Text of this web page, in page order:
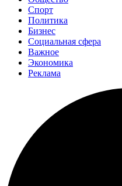
Спорт
Политика
Бизнес
Социальная сфера
Важное
Экономика
Реклама